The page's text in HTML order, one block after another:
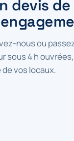
devis
nous ou
sous 4 h
vos locaux.